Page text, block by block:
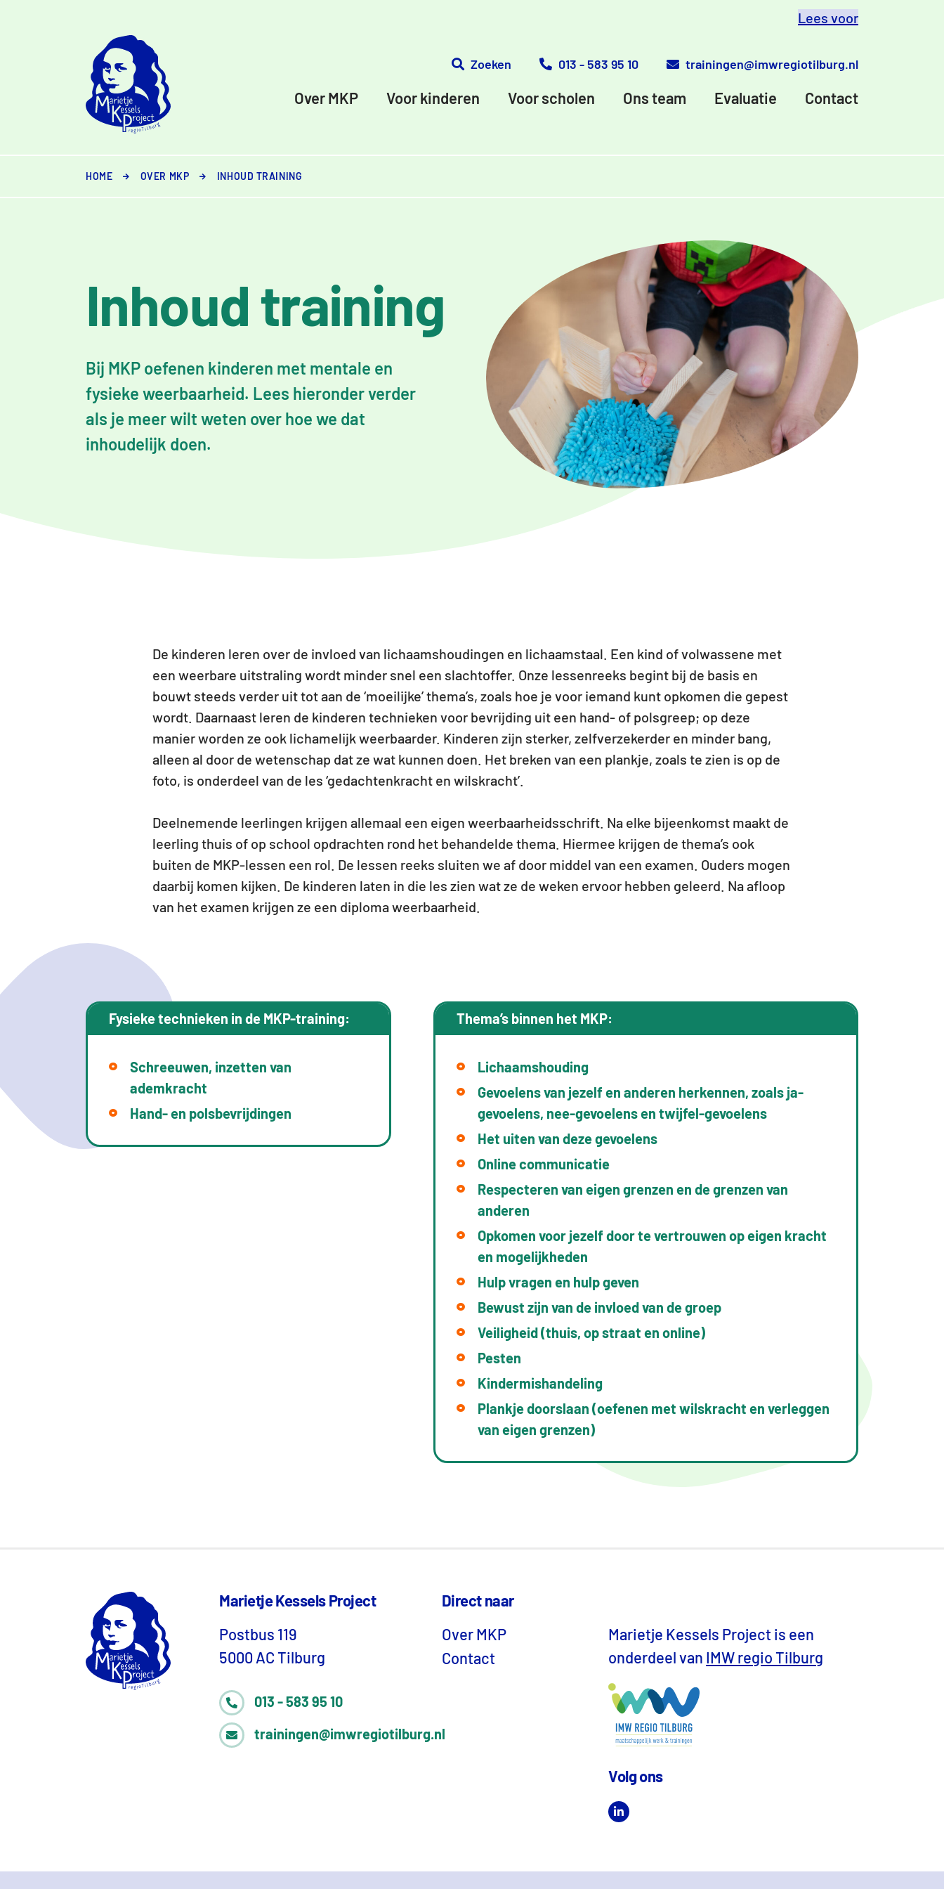
Lees voor
Over MKP Voor kinderen Voor scholen Ons team Evaluatie Contact
Zoeken 013 - 583 95 10 trainingen@imwregiotilburg.nl
HOME OVER MKP INHOUD TRAINING
Inhoud training
Bij MKP oefenen kinderen met mentale en
fysieke weerbaarheid. Lees hieronder verder
als je meer wilt weten over hoe we dat
inhoudelijk doen.
De kinderen leren over de invloed van lichaamshoudingen en lichaamstaal. Een kind of volwassene met
een weerbare uitstraling wordt minder snel een slachtoffer. Onze lessenreeks begint bij de basis en
bouwt steeds verder uit tot aan de ‘moeilijke’ thema’s, zoals hoe je voor iemand kunt opkomen die gepest
wordt. Daarnaast leren de kinderen technieken voor bevrijding uit een hand- of polsgreep; op deze
manier worden ze ook lichamelijk weerbaarder. Kinderen zijn sterker, zelfverzekerder en minder bang,
alleen al door de wetenschap dat ze wat kunnen doen. Het breken van een plankje, zoals te zien is op de
foto, is onderdeel van de les ‘gedachtenkracht en wilskracht’.
Deelnemende leerlingen krijgen allemaal een eigen weerbaarheidsschrift. Na elke bijeenkomst maakt de
leerling thuis of op school opdrachten rond het behandelde thema. Hiermee krijgen de thema’s ook
buiten de MKP-lessen een rol. De lessen reeks sluiten we af door middel van een examen. Ouders mogen
daarbij komen kijken. De kinderen laten in die les zien wat ze de weken ervoor hebben geleerd. Na afloop
van het examen krijgen ze een diploma weerbaarheid.
Fysieke technieken in de MKP-training:
Schreeuwen, inzetten van
ademkracht
Hand- en polsbevrijdingen
Thema’s binnen het MKP:
Lichaamshouding
Gevoelens van jezelf en anderen herkennen, zoals ja-
gevoelens, nee-gevoelens en twijfel-gevoelens
Het uiten van deze gevoelens
Online communicatie
Respecteren van eigen grenzen en de grenzen van
anderen
Opkomen voor jezelf door te vertrouwen op eigen kracht
en mogelijkheden
Hulp vragen en hulp geven
Bewust zijn van de invloed van de groep
Veiligheid (thuis, op straat en online)
Pesten
Kindermishandeling
Plankje doorslaan (oefenen met wilskracht en verleggen
van eigen grenzen)
Marietje Kessels Project
Postbus 119
5000 AC Tilburg
013 - 583 95 10
trainingen@imwregiotilburg.nl
Direct naar
Over MKP
Contact
Marietje Kessels Project is een
onderdeel van IMW regio Tilburg
Volg ons